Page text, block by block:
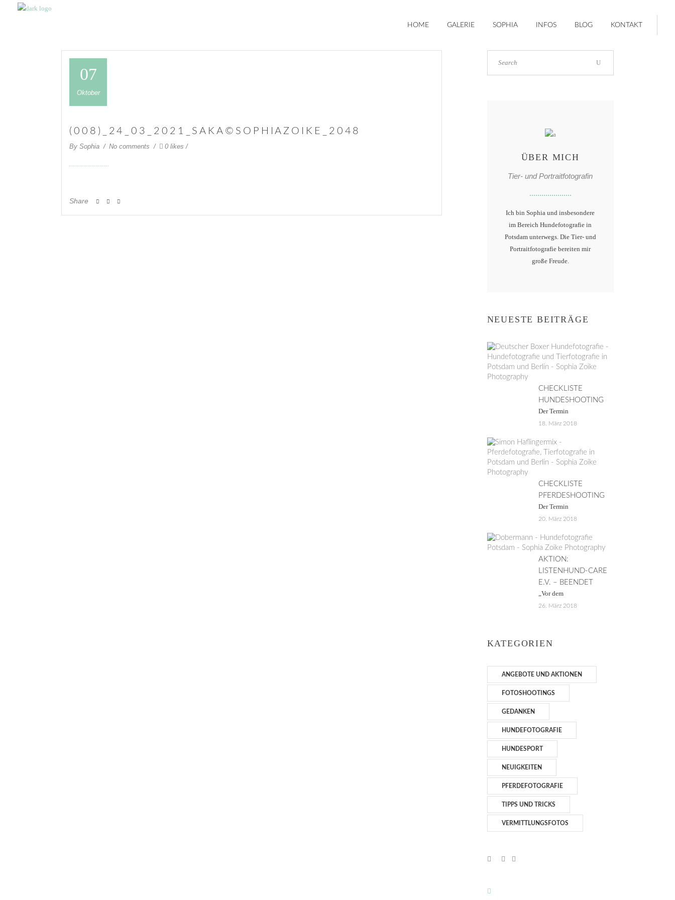
HOME GALERIE SOPHIA INFOS BLOG KONTAKT
07
Oktober
(008)_24_03_2021_SAKA©SOPHIAZOIKE_2048
BySophia No comments 0 likes
Share
ÜBER MICH
Tier- und Portraitfotografin
Ich bin Sophia und insbesondere
im Bereich Hundefotografie in
Potsdam unterwegs. Die Tier- und
Portraitfotografie bereiten mir
große Freude.
NEUESTE BEITRÄGE
CHECKLISTE
HUNDESHOOTING
Der Termin
18. März 2018
CHECKLISTE
PFERDESHOOTING
Der Termin
20. März 2018
AKTION:
LISTENHUND-CARE
E.V. – BEENDET
„Vor dem
26. März 2018
KATEGORIEN
ANGEBOTE UND AKTIONEN
FOTOSHOOTINGS
GEDANKEN
HUNDEFOTOGRAFIE
HUNDESPORT
NEUIGKEITEN
PFERDEFOTOGRAFIE
TIPPS UND TRICKS
VERMITTLUNGSFOTOS